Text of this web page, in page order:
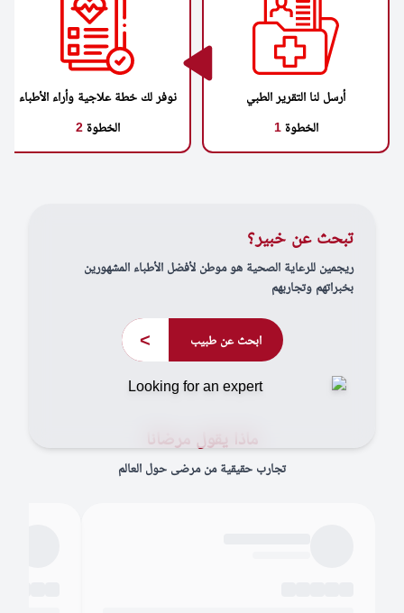
أرسل لنا التقرير الطبي
الخطوة1
نوفر لك خطة علاجية وأراء الأطباء
الخطوة2
تبحث عن خبير؟
ريجمين للرعاية الصحية هو موطن لأفضل الأطباء المشهورين
بخبراتهم وتجاربهم
ابحث عن طبيب >
ماذا يقول مرضانا
تجارب حقيقية من مرضى حول العالم